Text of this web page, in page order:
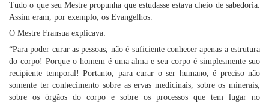
Tudo o que seu Mestre propunha que estudasse estava cheio de sabedoria.
Assim eram, por exemplo, os Evangelhos.
O Mestre Fransua explicava:
“Para poder curar as pessoas, não é suficiente conhecer apenas a estrutura
do corpo! Porque o homem é uma alma e seu corpo é simplesmente suo
recipiente temporal! Portanto, para curar o ser humano, é preciso não
somente ter conhecimento sobre as ervas medicinais, sobre os minerais,
sobre os órgãos do corpo e sobre os processos que tem lugar no